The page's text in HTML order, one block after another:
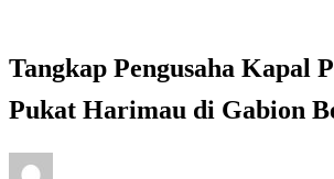
Tangkap Pengusaha Kapal
Pukat Harimau di Gabion